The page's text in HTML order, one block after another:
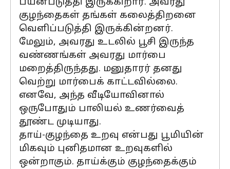
குழந்தைகள் தங்கள் கலைத்திறனை
வெளிப்படுத்தி இருக்கின்றனர்.
மேலும், அவரது உடலில் பூசி இருந்த
வண்ணங்கள் அவரது மார்பை
மறைத்திருந்தது. மனுதாரர் தனது
வெற்று மார்பைக் காட்டவில்லை.
எனவே, அந்த வீடியோவினால்
ஒருபோதும் பாலியல் உணர்வைத்
தூண்ட முடியாது.
தாய்-குழந்தை உறவு என்பது பூமியின்
மிகவும் புனிதமான உறவுகளில்
ஒன்றாகும். தாய்க்கும் குழந்தைக்கும்